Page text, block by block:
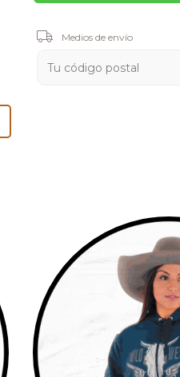
Entregas para el CP:
Medios de envío